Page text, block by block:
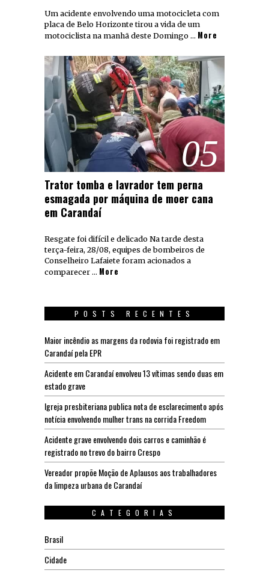
Um acidente envolvendo uma motocicleta com
placa de Belo Horizonte tirou a vida de um
motociclista na manhã deste Domingo … More
05
Trator tomba e lavrador tem perna
esmagada por máquina de moer cana
em Carandaí
Resgate foi difícil e delicado Na tarde desta
terça-feira, 28/08, equipes de bombeiros de
Conselheiro Lafaiete foram acionados a
comparecer … More
POSTS RECENTES
Maior incêndio as margens da rodovia foi registrado em
Carandaí pela EPR
Acidente em Carandaí envolveu 13 vítimas sendo duas em
estado grave
Igreja presbiteriana publica nota de esclarecimento após
notícia envolvendo mulher trans na corrida Freedom
Acidente grave envolvendo dois carros e caminhão é
registrado no trevo do bairro Crespo
Vereador propõe Moção de Aplausos aos trabalhadores
da limpeza urbana de Carandaí
CATEGORIAS
Brasil
Cidade